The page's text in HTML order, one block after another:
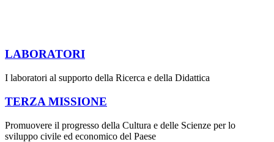
LABORATORI
I laboratori al supporto della Ricerca e della Didattica
TERZA MISSIONE
Promuovere il progresso della Cultura e delle Scienze per lo
sviluppo civile ed economico del Paese